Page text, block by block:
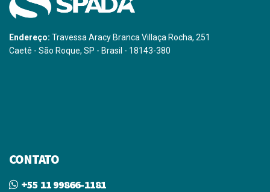
Endereço: Travessa Aracy Branca Villaça Rocha, 251
Caetê - São Roque, SP - Brasil - 18143-380
CONTATO
+55 11 99866-1181